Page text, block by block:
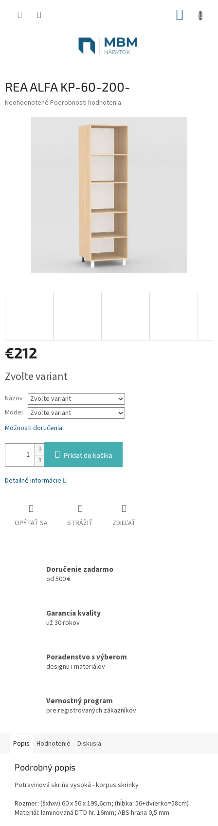
REA ALFA KP-60-200-
Priemerné
Neohodnotené Podrobnosti hodnotenia
€212
cena:
Zvoľte variant
Názov
Model
Možnosti doručenia
Pridať do košíka
Detailné informácie
OPÝTAŤ SA STRÁŽIŤ ZDIEĽAŤ
Doručenie zadarmo
od 500 €
Garancia kvality
už 30 rokov
Poradenstvo s výberom
designu i materiálov
Vernostný program
pre registrovaných zákazníkov
Popis Hodnotenie Diskusia
Podrobný popis
Potravinová skriňa vysoká - korpus skrinky
Rozmer: (šxhxv) 60 x 56 x 199,6cm; (hĺbka: 56+dvierko=58cm)
Materiál: laminovaná DTD hr. 16mm; ABS hrana 0,5 mm